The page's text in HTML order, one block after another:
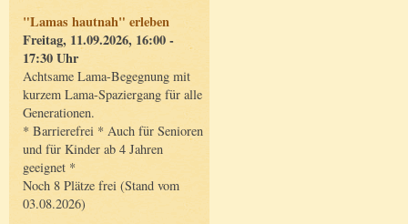
"Lamas hautnah" erleben
Freitag, 11.09.2026, 16:00 -
17:30 Uhr
Achtsame Lama-Begegnung mit
kurzem Lama-Spaziergang für alle
Generationen.
* Barrierefrei * Auch für Senioren
und für Kinder ab 4 Jahren
geeignet *
Noch 8 Plätze frei (Stand vom
03.08.2026)